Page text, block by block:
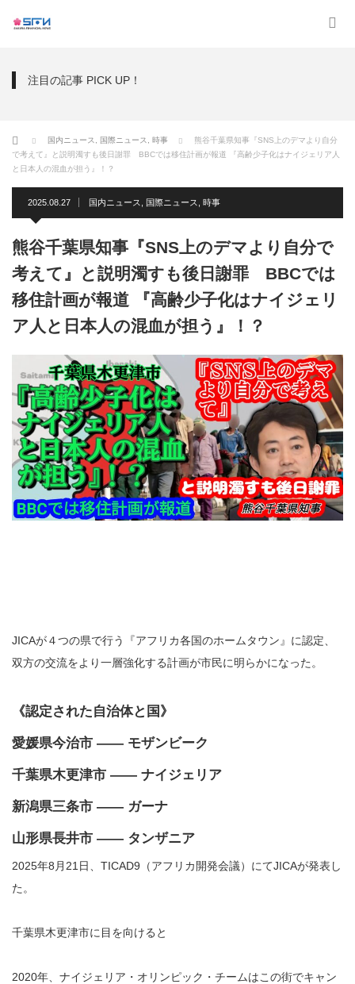
注目の記事 PICK UP！
ホーム 国内ニュース 国際ニュース 時事
熊谷千葉県知事『SNS上のデマより自分
で考えて』と説明濁すも後日謝罪 BBCでは移住計画が報道 『高齢少子化はナイジェリア人
と日本人の混血が担う』！？
2025.08.27 国内ニュース 国際ニュース 時事
熊谷千葉県知事『SNS上のデマより自分で
考えて』と説明濁すも後日謝罪 BBCでは
移住計画が報道 『高齢少子化はナイジェリ
ア人と日本人の混血が担う』！？
JICAが４つの県で行う『アフリカ各国のホームタウン』に認定、
双方の交流をより一層強化する計画が市民に明らかになった。
《認定された自治体と国》
愛媛県今治市 —— モザンビーク
千葉県木更津市 —— ナイジェリア
新潟県三条市 —— ガーナ
山形県長井市 —— タンザニア
2025年8月21日、TICAD9（アフリカ開発会議）にてJICAが発表し
た。
千葉県木更津市に目を向けると
2020年、ナイジェリア・オリンピック・チームはこの街でキャン